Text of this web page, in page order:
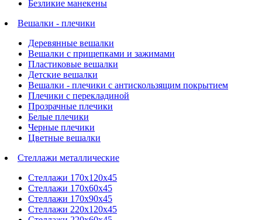
Безликие манекены
Вешалки - плечики
Деревянные вешалки
Вешалки с прищепками и зажимами
Пластиковые вешалки
Детские вешалки
Вешалки - плечики с антискользящим покрытием
Плечики с перекладиной
Прозрачные плечики
Белые плечики
Черные плечики
Цветные вешалки
Стеллажи металлические
Стеллажи 170х120х45
Стеллажи 170х60х45
Стеллажи 170х90х45
Стеллажи 220х120х45